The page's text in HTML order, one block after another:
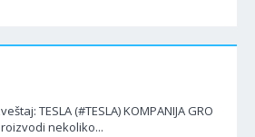
TESLA (#TESLA) KOMPANIJA GRO
nekoliko...